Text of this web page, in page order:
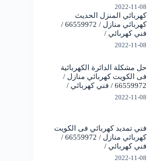
2022-11-08
كهربائي المنزل الحديث
كهربائي منازل / 66559972 /
فني كهربائي /
2022-11-08
حل مشكلة الدائرة الكهربائية
فى الكويت كهربائي منازل /
66559972 / فني كهربائي /
2022-11-08
فني تمديد كهربائي فى الكويت
كهربائي منازل / 66559972 /
فني كهربائي /
2022-11-08